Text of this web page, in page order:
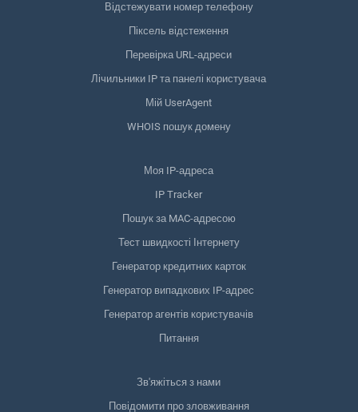
Відстежувати номер телефону
Піксель відстеження
Перевірка URL-адреси
Лічильники IP та панелі користувача
Мій UserAgent
WHOIS пошук домену
Моя IP-адреса
IP Tracker
Пошук за MAC-адресою
Тест швидкості Інтернету
Генератор кредитних карток
Генератор випадкових IP-адрес
Генератор агентів користувачів
Питання
Зв'яжіться з нами
Повідомити про зловживання